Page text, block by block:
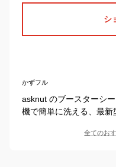
シ
かずフル
asknut のブースターシ
機で簡単に洗える、最新
全てのお